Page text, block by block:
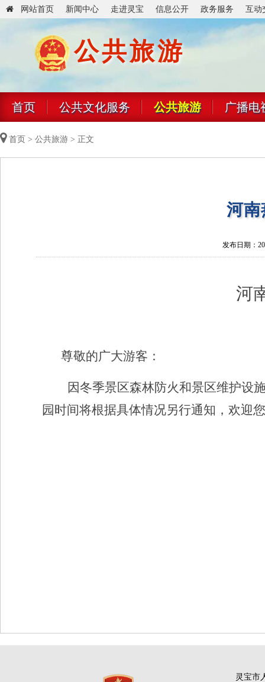
网站首页 新闻中心 走进灵宝 信息公开 政务服务 互动
公共旅游
首页 公共文化服务 公共旅游 广播电
首页 > 公共旅游 > 正文
河南
发布日期：
河
尊敬的广大游客：
因冬季景区森林防火和景区维护设
园时间将根据具体情况另行通知 ，欢迎
灵宝市